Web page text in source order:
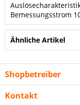
Bemessungsstrom
Ähnliche Artikel
Shopbetreiber
Kontakt